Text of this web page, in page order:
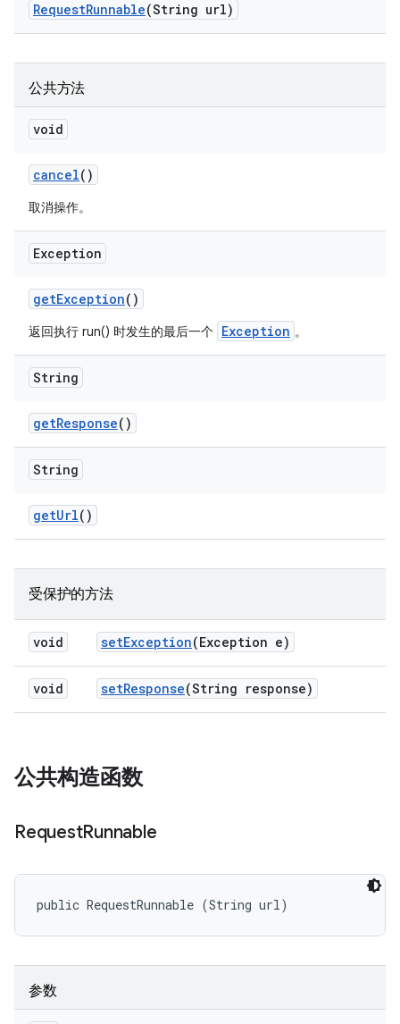
RequestRunnable(String url)
公共方法
void
cancel()
取消操作。
Exception
getException()
返回执行 run() 时发生的最后一个 Exception 。
String
getResponse()
String
getUrl()
受保护的方法
void setException(Exception e)
void setResponse(String response)
公共构造函数
RequestRunnable
public RequestRunnable (String url)
参数